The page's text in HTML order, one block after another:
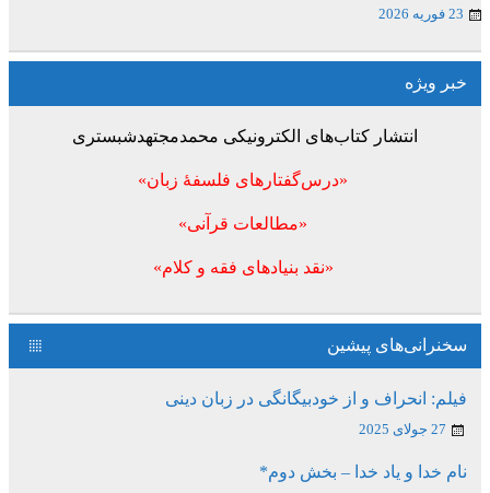
23 فوریه 2026
خبر ویژه
انتشار کتاب‌های الکترونیکی محمدمجتهدشبستری
«درس‌گفتارهای فلسفۀ زبان»
«مطالعات قرآنی»
«نقد بنیادهای فقه و کلام»
سخنرانی‌های پیشین
فیلم: انحراف و از خودبیگانگی در زبان دینی
27 جولای 2025
نام خدا و یاد خدا – بخش دوم*